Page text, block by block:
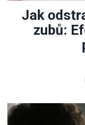
Jak
zubů: